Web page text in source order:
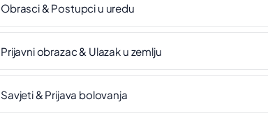
Obrasci & Postupci u uredu
Prijavni obrazac & Ulazak u zemlju
Savjeti & Prijava bolovanja